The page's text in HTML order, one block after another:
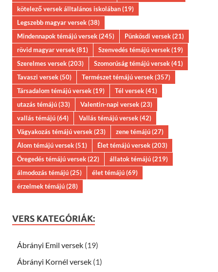
kötelező versek álltalános iskolában(19)
Legszebb magyar versek(38)
Mindennapok témájú versek(245) Pünkösdi versek(21)
rövid magyar versek(81) Szenvedés témájú versek(19)
Szerelmes versek(203) Szomorúság témájú versek(41)
Tavaszi versek(50) Természet témájú versek(357)
Társadalom témájú versek(19) Tél versek(41)
utazás témájú(33) Valentin-napi versek(23)
vallás témájú(64) Vallás témájú versek(42)
Vágyakozás témájú versek(23) zene témájú(27)
Álom témájú versek(51) Élet témájú versek(203)
Öregedés témájú versek(22) állatok témájú(219)
álmodozás témájú(25) élet témájú(69)
érzelmek témájú(28)
VERS KATEGÓRIÁK:
Ábrányi Emil versek (19)
Ábrányi Kornél versek (1)